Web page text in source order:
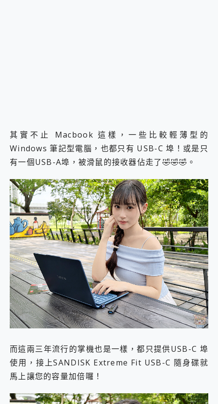
其實不止 Macbook 這樣，一些比較輕薄型的
Windows 筆記型電腦，也都只有 USB-C 埠！或是只
有一個USB-A埠，被滑鼠的接收器佔走了🤣🤣🤣。
而這兩三年流行的掌機也是一樣，都只提供USB-C 埠
使用，接上SANDISK Extreme Fit USB-C 隨身碟就
馬上讓您的容量加倍囉！